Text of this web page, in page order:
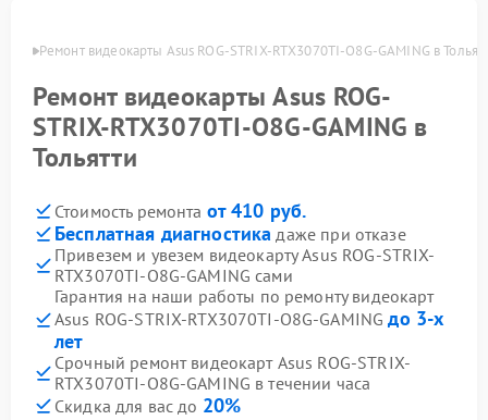
Ремонт видеокарты Asus ROG-STRIX-RTX3070TI-O8G-GAMING в
Ремонт видеокарты Asus ROG-
STRIX-RTX3070TI-O8G-GAMING в
Тольятти
Стоимость ремонта от 410 руб.
Бесплатная диагностика даже при отказе
Привезем и увезем видеокарту Asus ROG-STRIX-
RTX3070TI-O8G-GAMING сами
Гарантия на наши работы по ремонту видеокарт
Asus ROG-STRIX-RTX3070TI-O8G-GAMINGдо 3-х
лет
Срочный ремонт видеокарт Asus ROG-STRIX-
RTX3070TI-O8G-GAMING в течении часа
Скидка для вас до 20%